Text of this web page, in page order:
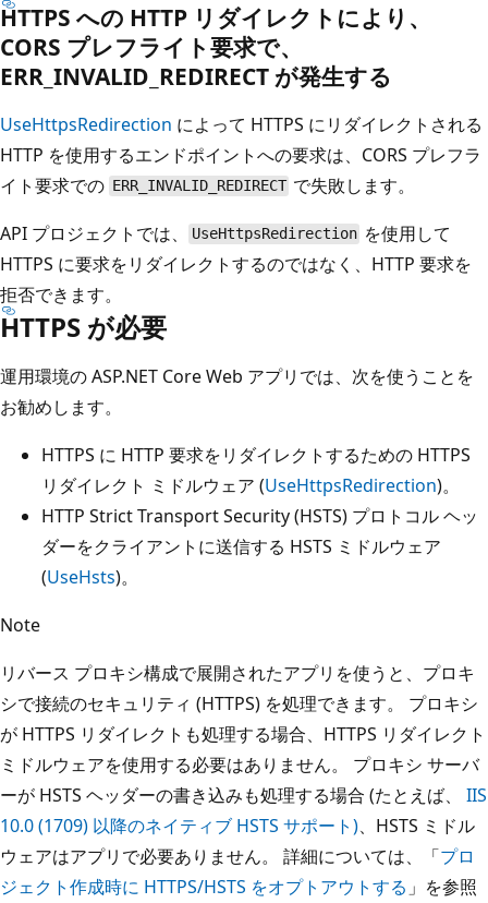
HTTPS への HTTP リダイレクトにより、
CORS プレフライト要求で、
ERR_INVALID_REDIRECT が発生する
UseHttpsRedirection によって HTTPS にリダイレクトされる
HTTP を使用するエンドポイントへの要求は、CORS プレフラ
イト要求での ERR_INVALID_REDIRECT で失敗します。
API プロジェクトでは、
UseHttpsRedirection を使用して
HTTPS に要求をリダイレクトするのではなく、HTTP 要求を
拒否できます。
HTTPS が必要
運用環境の ASP.NET Core Web アプリでは、次を使うことを
お勧めします。
HTTPS に HTTP 要求をリダイレクトするための HTTPS
リダイレクト ミドルウェア (UseHttpsRedirection)。
HTTP Strict Transport Security (HSTS) プロトコル ヘッ
ダーをクライアントに送信する HSTS ミドルウェア
(UseHsts)。
Note
リバース プロキシ構成で展開されたアプリを使うと、プロキ
シで接続のセキュリティ (HTTPS) を処理できます。 プロキシ
が HTTPS リダイレクトも処理する場合、HTTPS リダイレクト
ミドルウェアを使用する必要はありません。 プロキシ サーバ
ーが HSTS ヘッダーの書き込みも処理する場合 (たとえば、 IIS
10.0 (1709) 以降のネイティブ HSTS サポート)、HSTS ミドル
ウェアはアプリで必要ありません。 詳細については、「プロ
ジェクト作成時に HTTPS/HSTS をオプトアウトする 」を参照